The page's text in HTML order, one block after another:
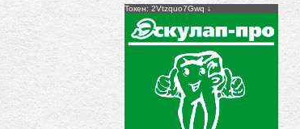
Токен: 2Vtzquo7Gwq